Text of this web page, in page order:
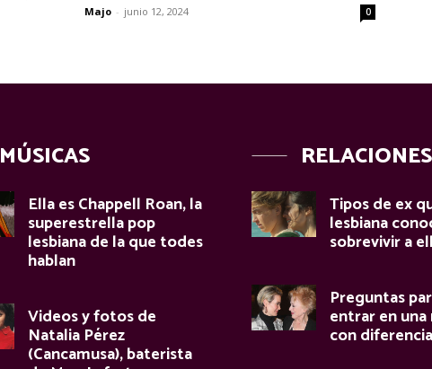
Majo - junio 12, 2024 0
MÚSICAS
Ella es Chappell Roan, la
superestrella pop
lesbiana de la que todes
hablan
Videos y fotos de
Natalia Pérez
(Cancamusa), baterista
RELACIONES
Tipos de ex
lesbiana
sobrevivir a
Preguntas
entrar en
con